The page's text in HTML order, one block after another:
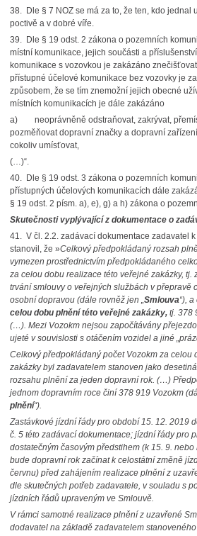
38. Dle § 7 NOZ se má za to, že ten, kdo jednal
poctivě a v dobré víře.
39. Dle § 19 odst. 2 zákona o pozemních
místní komunikace, jejich součásti a
komunikace s vozovkou je zakázáno
přístupné účelové komunikace bez vozovky je
způsobem, že se tím znemožní jejich obecné
místních komunikacích je dále zakázáno
a)
neoprávněně odstraňovat, zakrývat,
pozměňovat dopravní značky a dopravní
cokoliv umísťovat,
(…)“.
40. Dle § 19 odst. 3 zákona o pozemních
přístupných účelových komunikacích dále
§ 19 odst. 2 písm. a), e), g) a h) zákona o
Skutečnosti vyplývající z dokumentace o
41. V čl. 2.2. zadávací dokumentace zadavatel
stanovil, že »Celkový předpokládaný rozsah
vymezen prostřednictvím předpokládaného
za celou dobu realizace této veřejné zakázky, tj.
trvání smlouvy o veřejných službách v přepravě
osobní dopravou (dále rovněž jen „Smlouva“),
celou dobu plnění této veřejné zakázky, tj. 378
(…). Mezi Vozokm nejsou započítávány
ujeté v souvislosti s otáčením vozidel a jiné
Celkový předpokládaný počet Vozokm za celou
zakázky byl zadavatelem stanoven jako
rozsahu plnění za jeden dopravní rok. (…)
jednom dopravním roce činí 378 919 Vozokm
plnění“).
Zastávkové jízdní řády pro období 15. 12. 2019
č. 5 této zadávací dokumentace; jízdní řády pro
dostatečným časovým předstihem (k 15. 9.
bude dopravní rok začínat k celostátní změně
červnu) před zahájením realizace plnění z
dle skutečných potřeb zadavatele, v souladu s
jízdních řádů upraveným ve Smlouvě.
V rámci samotné realizace plnění z uzavřené
dodavatel na základě zadavatelem